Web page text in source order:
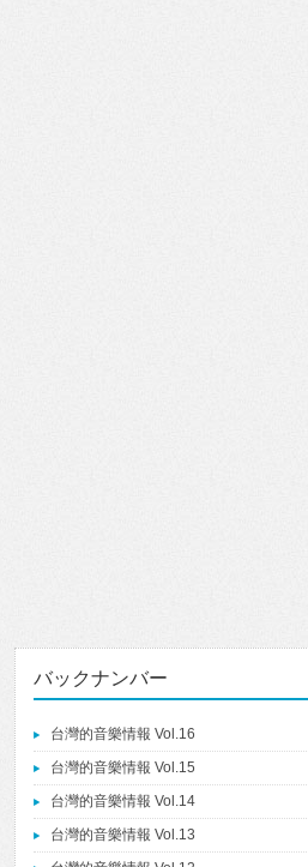
バックナンバー
台灣的音樂情報 Vol.16
台灣的音樂情報 Vol.15
台灣的音樂情報 Vol.14
台灣的音樂情報 Vol.13